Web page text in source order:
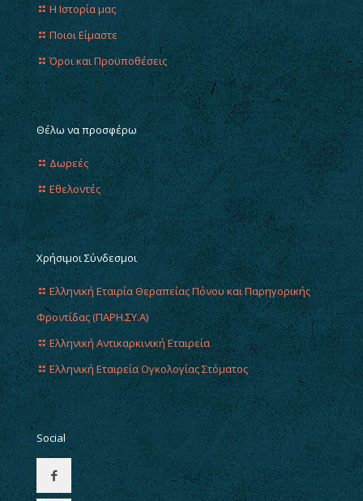
Η Ιστορία μας
Ποιοι Είμαστε
Όροι και Προϋποθέσεις
Θέλω να προσφέρω
Δωρεές
Εθελοντές
Χρήσιμοι Σύνδεσμοι
Ελληνική Εταιρία Θεραπείας Πόνου και Παρηγορικής
Φροντίδας (ΠΑΡΗ.ΣΥ.Α)
Ελληνική Αντικαρκινική Εταιρεία
Ελληνική Εταιρεία Ογκολογίας Στόματος
Social